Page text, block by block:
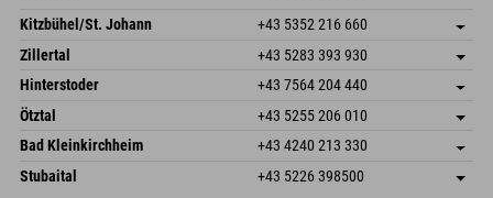
Dorfstr. 127b
6793 Gaschurn/Montafon
Autriche
Enregistrer l'adresse
Réservation
Kitzbühel/St. Johann +43 5352 216 660
Speckbacherstraße 87
6380 St. Johann in Tirol
Autriche
Enregistrer l'adresse
Informations d'arrivée
Réservation
Zillertal +43 5283 393 930
Schmiedau 2
Autriche
Enregistrer l'adresse
Réservation
Hinterstoder +43 7564 204 440
Freizeitpark 10
4573 Hinterstoder
Autriche
Enregistrer l'adresse
Informations d'arrivée
Réservation
Ötztal +43 5255 206 010
Gscheat 14
Autriche
Enregistrer l'adresse
Réservation
Bad Kleinkirchheim +43 4240 213 330
Dorfstraße 24
9546 Bad Kleinkirchheim
Enregistrer l'adresse
Informations d'arrivée
Stubaital +43 5226 398500